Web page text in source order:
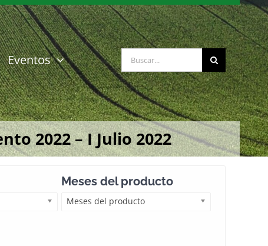
Eventos Buscar:
2022 – I Julio 2022
Meses del producto
Meses del producto